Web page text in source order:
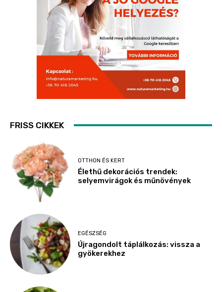
FRISS CIKKEK
OTTHON ÉS KERT
Élethű dekorációs trendek:
selyemvirágok és műnövények
EGÉSZSÉG
Újragondolt táplálkozás: vissza a
gyökerekhez